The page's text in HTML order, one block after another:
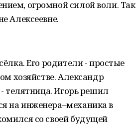
огромной силой воли. Так
Алексеевне.
Его родители - простые
хозяйстве. Александр
телятница. Игорь решил
на инженера–механика в
со своей будущей